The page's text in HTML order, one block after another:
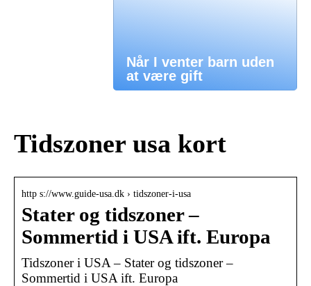
Når I venter barn uden
at være gift
Tidszoner usa kort
http s://www.guide-usa.dk › tidszoner-i-usa
Stater og tidszoner –
Sommertid i USA ift. Europa
Tidszoner i USA – Stater og tidszoner –
Sommertid i USA ift. Europa